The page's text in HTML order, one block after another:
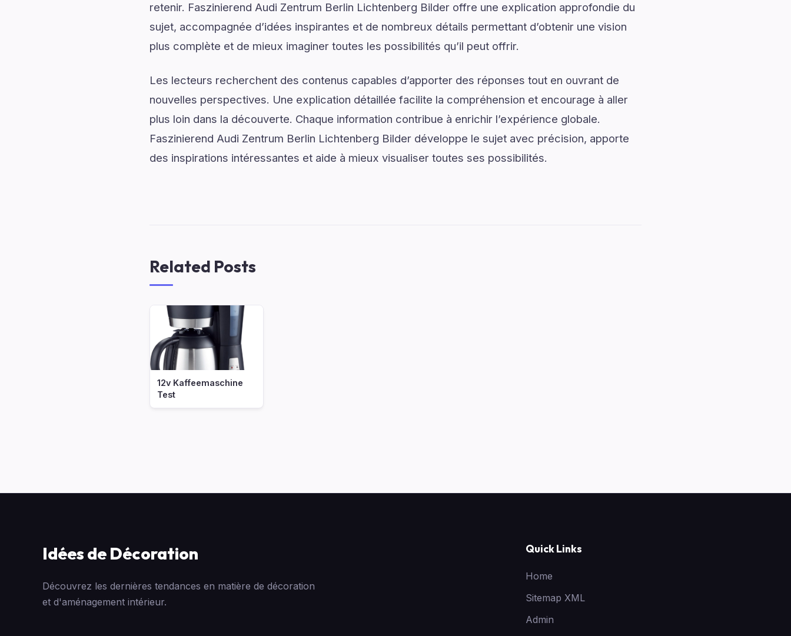
retenir. Faszinierend Audi Zentrum Berlin Lichtenberg Bilder offre une explication approfondie du
sujet, accompagnée d’idées inspirantes et de nombreux détails permettant d’obtenir une vision
plus complète et de mieux imaginer toutes les possibilités qu’il peut offrir.
Les lecteurs recherchent des contenus capables d’apporter des réponses tout en ouvrant de
nouvelles perspectives. Une explication détaillée facilite la compréhension et encourage à aller
plus loin dans la découverte. Chaque information contribue à enrichir l’expérience globale.
Faszinierend Audi Zentrum Berlin Lichtenberg Bilder développe le sujet avec précision, apporte
des inspirations intéressantes et aide à mieux visualiser toutes ses possibilités.
Related Posts
12v Kaffeemaschine
Test
Idées de Décoration
Découvrez les dernières tendances en matière de décoration
et d'aménagement intérieur.
Quick Links
Home
Sitemap XML
Admin